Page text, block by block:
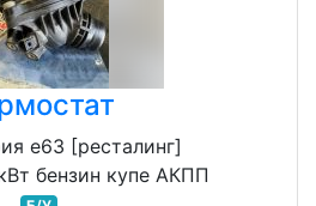
e63 [ресталинг]
бензин купе АКПП